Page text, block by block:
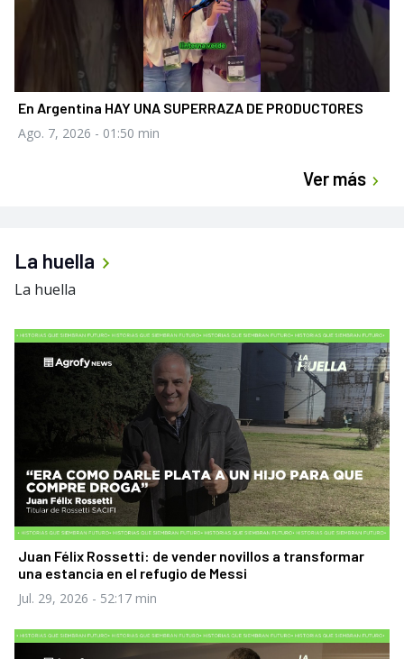
En Argentina HAY UNA SUPERRAZA DE PRODUCTORES
Ago. 7, 2026 - 01:50 min
Ver más
La huella
La huella
Juan Félix Rossetti: de vender novillos a transformar
una estancia en el refugio de Messi
Jul. 29, 2026 - 52:17 min